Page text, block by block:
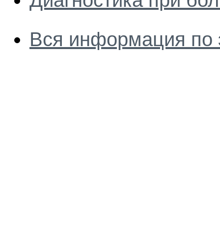
Вся информация по